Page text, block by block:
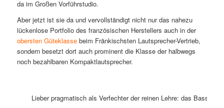
da im Großen Vorführstudio.
Aber jetzt ist sie da und vervollständigt nicht nur das nahezu
lückenlose Portfolio des französischen Herstellers auch in der
obersten Güteklassebeim Fränkischsten Lautsprecher-Vertrieb,
sondern besetzt dort auch prominent die Klasse der halbwegs
noch bezahlbaren Kompaktlautsprecher.
Lieber pragmatisch als Verfechter der reinen Lehre: das